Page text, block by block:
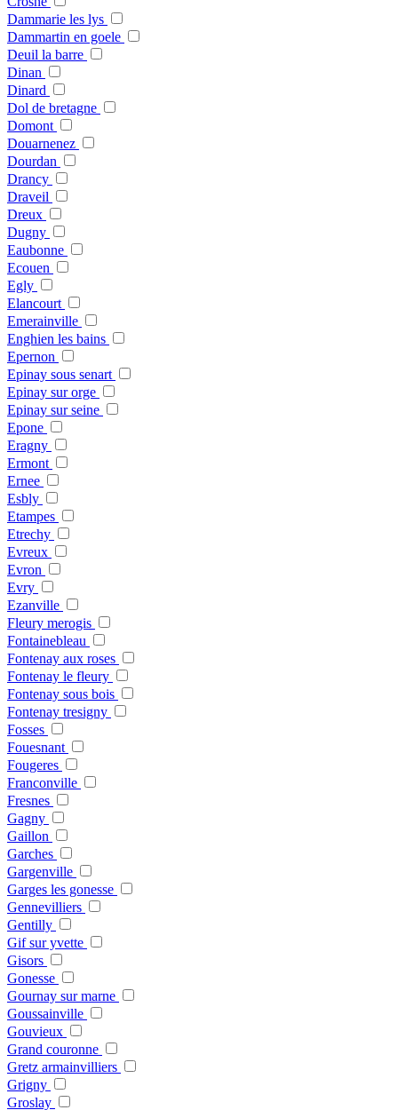
Dammarie les lys
Dammartin en goele
Deuil la barre
Dinan
Dinard
Dol de bretagne
Domont
Douarnenez
Dourdan
Drancy
Draveil
Dreux
Dugny
Eaubonne
Ecouen
Egly
Elancourt
Emerainville
Enghien les bains
Epernon
Epinay sous senart
Epinay sur orge
Epinay sur seine
Epone
Eragny
Ermont
Ernee
Esbly
Etampes
Etrechy
Evreux
Evron
Evry
Ezanville
Fleury merogis
Fontainebleau
Fontenay aux roses
Fontenay le fleury
Fontenay sous bois
Fontenay tresigny
Fosses
Fouesnant
Fougeres
Franconville
Fresnes
Gagny
Gaillon
Garches
Gargenville
Garges les gonesse
Gennevilliers
Gentilly
Gif sur yvette
Gisors
Gonesse
Gournay sur marne
Goussainville
Gouvieux
Grand couronne
Gretz armainvilliers
Grigny
Groslay